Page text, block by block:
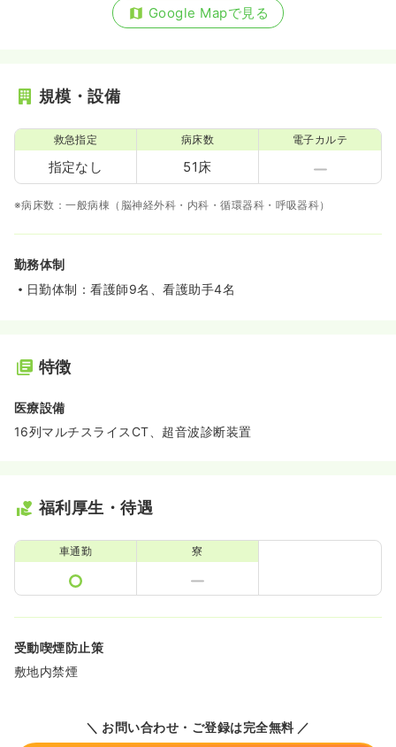
Google Mapで見る
規模・設備
救急指定
指定なし
病床数
51床
電子カルテ
※病床数：一般病棟（脳神経外科・内科・循環器科・呼吸器科）
勤務体制
日勤体制：看護師9名、看護助手4名
特徴
医療設備
16列マルチスライスCT、超音波診断装置
福利厚生・待遇
車通勤 寮
受動喫煙防止策
敷地内禁煙
＼ お問い合わせ・ご登録は完全無料 ／